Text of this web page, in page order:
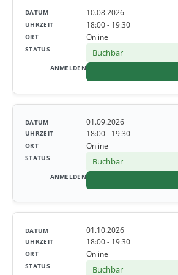
10.08.2026
18:00 - 19:30
Online
Buchbar
01.09.2026
18:00 - 19:30
Online
Buchbar
01.10.2026
18:00 - 19:30
Online
Buchbar